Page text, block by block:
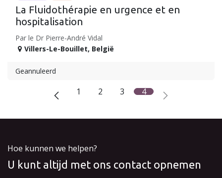
La Fluidothérapie en urgence et en
hospitalisation
Par le Dr Pierre-André Vidal
Villers-Le-Bouillet, België
Geannuleerd
1 2 3 4
Hoe kunnen we helpen?
U kunt altijd met ons contact opnemen